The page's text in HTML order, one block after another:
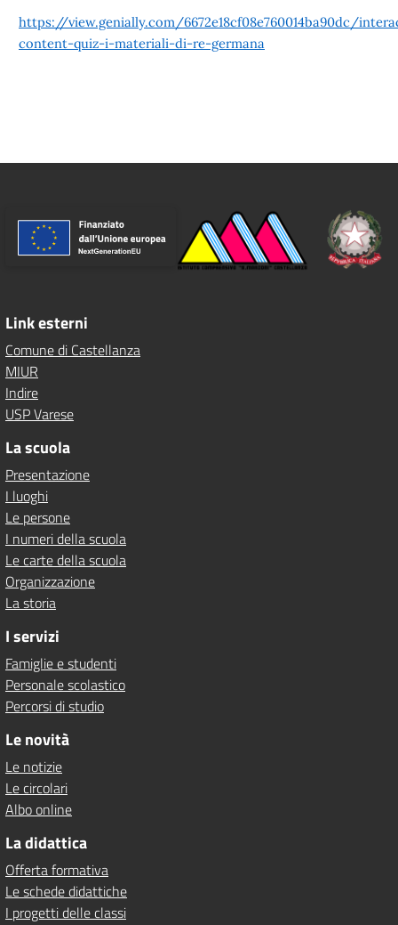
https://view.genially.com/6672e18cf08e760014ba90dc/
content-quiz-i-materiali-di-re-germana
Link esterni
Comune di Castellanza
MIUR
Indire
USP Varese
La scuola
Presentazione
I luoghi
Le persone
I numeri della scuola
Le carte della scuola
Organizzazione
La storia
I servizi
Famiglie e studenti
Personale scolastico
Percorsi di studio
Le novità
Le notizie
Le circolari
Albo online
La didattica
Offerta formativa
Le schede didattiche
I progetti delle classi